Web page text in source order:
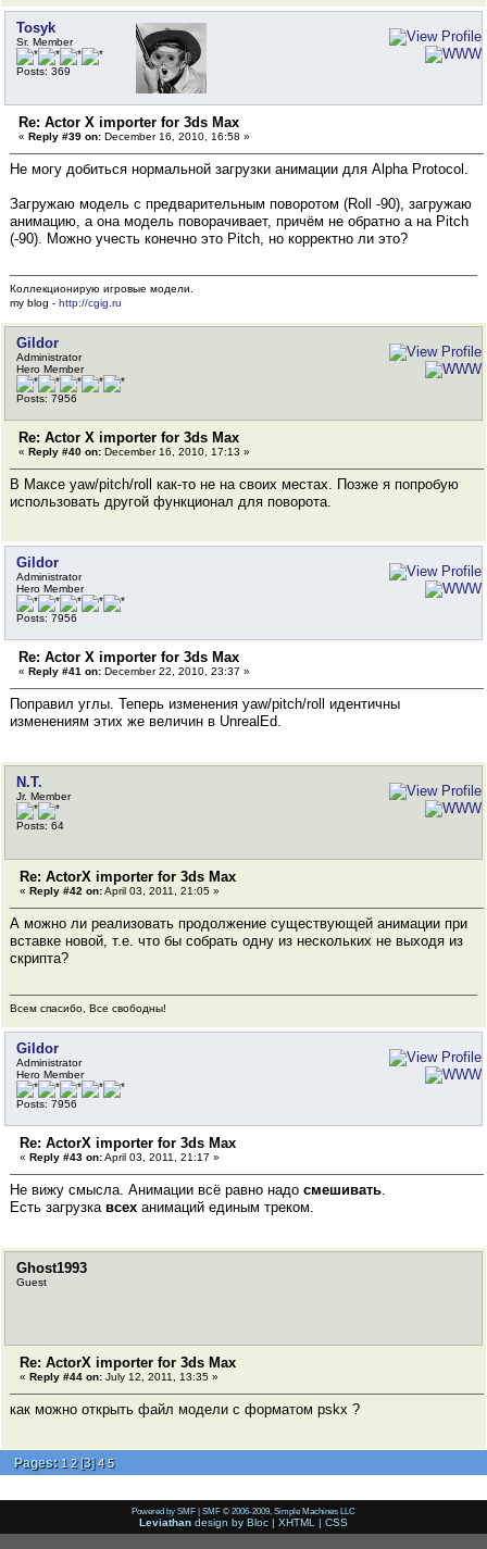
Tosyk
Sr. Member
Posts: 369
Re: Actor X importer for 3ds Max
« Reply #39 on: December 16, 2010, 16:58 »
Не могу добиться нормальной загрузки анимации для Alpha Protocol.
Загружаю модель с предварительным поворотом (Roll -90), загружаю
анимацию, а она модель поворачивает, причём не обратно а на Pitch
(-90). Можно учесть конечно это Pitch, но корректно ли это?
Коллекционирую игровые модели.
my blog - http://cgig.ru
Gildor
Administrator
Hero Member
Posts: 7956
Re: Actor X importer for 3ds Max
« Reply #40 on: December 16, 2010, 17:13 »
В Максе yaw/pitch/roll как-то не на своих местах. Позже я попробую
использовать другой функционал для поворота.
Gildor
Administrator
Hero Member
Posts: 7956
Re: Actor X importer for 3ds Max
« Reply #41 on: December 22, 2010, 23:37 »
Поправил углы. Теперь изменения yaw/pitch/roll идентичны
изменениям этих же величин в UnrealEd.
N.T.
Jr. Member
Posts: 64
Re: ActorX importer for 3ds Max
« Reply #42 on:April 03, 2011, 21:05 »
А можно ли реализовать продолжение существующей анимации при
вставке новой, т.е. что бы собрать одну из нескольких не выходя из
скрипта?
Всем спасибо, Все свободны!
Gildor
Administrator
Hero Member
Posts: 7956
Re: ActorX importer for 3ds Max
« Reply #43 on:April 03, 2011, 21:17 »
Не вижу смысла. Анимации всё равно надо смешивать.
Есть загрузка всех анимаций единым треком.
Ghost1993
Guest
Re: ActorX importer for 3ds Max
« Reply #44 on: July 12, 2011, 13:35 »
как можно открыть файл модели с форматом pskx ?
Pages: 1 2[3]4 5
Powered by SMF | SMF © 2006-2009, Simple Machines LLC
Leviathan design by Bloc | XHTML | CSS